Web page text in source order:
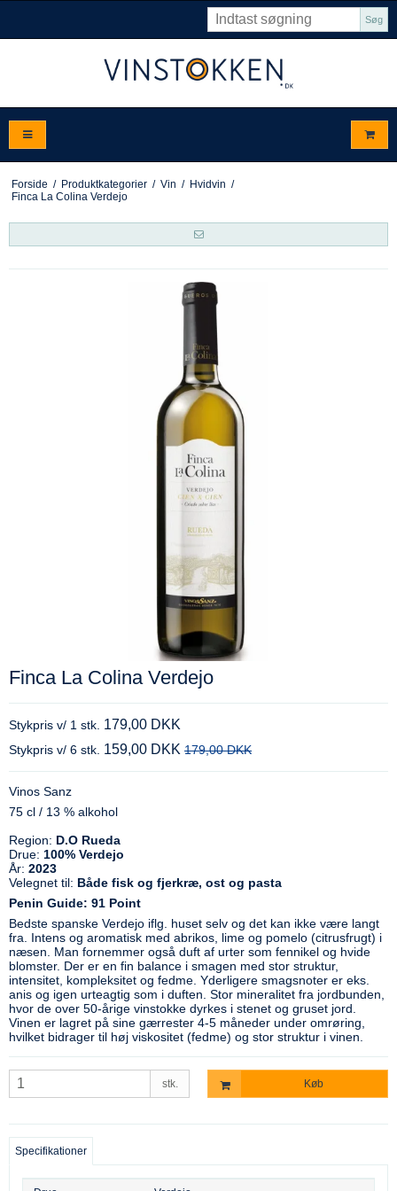
Søg
Forside / Produktkategorier / Vin / Hvidvin /
Finca La Colina Verdejo
Finca La Colina Verdejo
Stykpris v/ 1 stk. 179,00 DKK
Stykpris v/ 6 stk. 159,00 DKK 179,00 DKK
Vinos Sanz
75 cl / 13 % alkohol
Region: D.O Rueda
Drue: 100% Verdejo
År: 2023
Velegnet til: Både fisk og fjerkræ, ost og pasta
Penin Guide: 91 Point
Bedste spanske Verdejo iflg. huset selv og det kan ikke være langt
fra. Intens og aromatisk med abrikos, lime og pomelo (citrusfrugt) i
næsen. Man fornemmer også duft af urter som fennikel og hvide
blomster. Der er en fin balance i smagen med stor struktur,
intensitet, kompleksitet og fedme. Yderligere smagsnoter er eks.
anis og igen urteagtig som i duften. Stor mineralitet fra jordbunden,
hvor de over 50-årige vinstokke dyrkes i stenet og gruset jord.
Vinen er lagret på sine gærrester 4-5 måneder under omrøring,
hvilket bidrager til høj viskositet (fedme) og stor struktur i vinen.
stk. Køb
Specifikationer